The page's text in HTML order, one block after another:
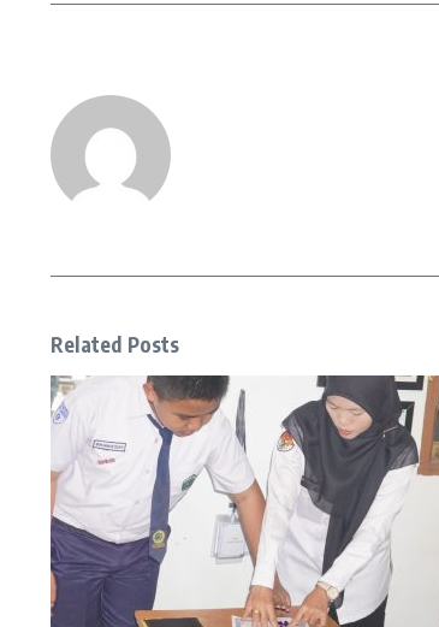
Related Posts